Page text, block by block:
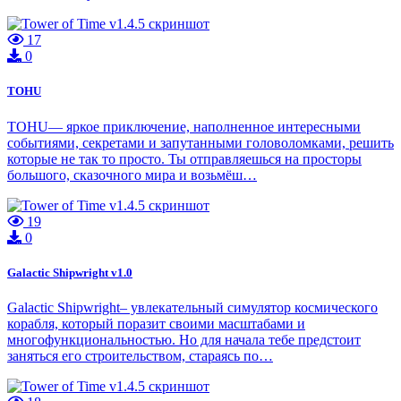
17
0
TOHU
TOHU— яркое приключение, наполненное интересными
событиями, секретами и запутанными головоломками, решить
которые не так то просто. Ты отправляешься на просторы
большого, сказочного мира и возьмёш…
19
0
Galactic Shipwright v1.0
Galactic Shipwright– увлекательный симулятор космического
корабля, который поразит своими масштабами и
многофункциональностью. Но для начала тебе предстоит
заняться его строительством, стараясь по…